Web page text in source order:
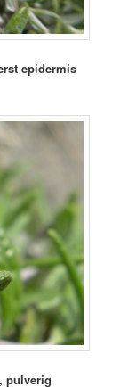
epidermis
pulverig